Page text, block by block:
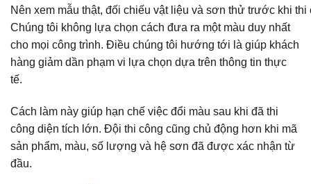
Nên xem mẫu thật, đối chiếu vật liệu và sơn thử trước khi
Chúng tôi không lựa chọn cách đưa ra một màu duy nhất
cho mọi công trình. Điều chúng tôi hướng tới là giúp khách
hàng giảm dần phạm vi lựa chọn dựa trên thông tin thực
tế.
Cách làm này giúp hạn chế việc đổi màu sau khi đã thi
công diện tích lớn. Đội thi công cũng chủ động hơn khi mã
sản phẩm, màu, số lượng và hệ sơn đã được xác nhận từ
đầu.